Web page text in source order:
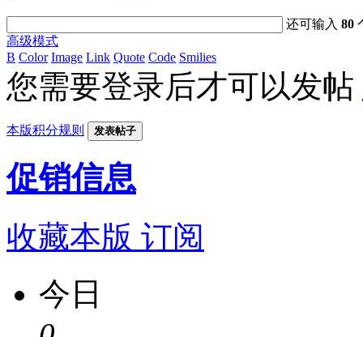
还可输入80
高级模式
B Color Image Link Quote Code Smilies
您需要登录后才可以发帖
本版积分规则 发表帖子
促销信息
收藏本版 订阅
今日